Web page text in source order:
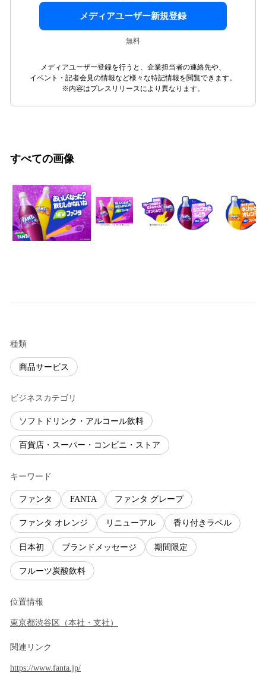
メディアユーザー新規登録
無料
メディアユーザー登録を行うと、企業担当者の連絡先や、
イベント・記者会見の情報など様々な特記情報を閲覧できます。
※内容はプレスリリースにより異なります。
すべての画像
種類
商品サービス
ビジネスカテゴリ
ソフトドリンク・アルコール飲料
百貨店・スーパー・コンビニ・ストア
キーワード
ファンタ FANTA ファンタ グレープ
ファンタ オレンジ リニューアル 香り付きラベル
日本初 ブランドメッセージ 期間限定
フルーツ炭酸飲料
位置情報
東京都渋谷区 （本社・支社 ）
関連リンク
https://www.fanta.jp/